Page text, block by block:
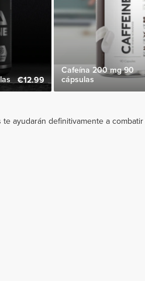
€12.99
Cafeína 200 mg 90
cápsulas
ayudarán definitivamente a